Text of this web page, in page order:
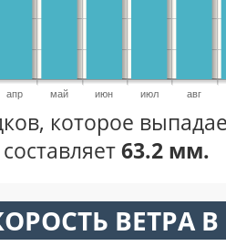
апр май июн июл авг
которое
63.2 мм.
ВЕТРА